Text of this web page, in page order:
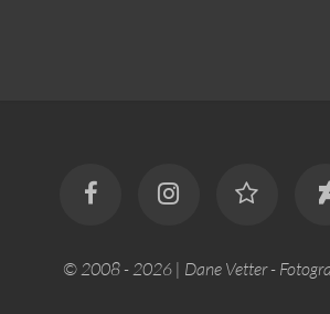
© 2008 - 2026 | Dane Vetter -